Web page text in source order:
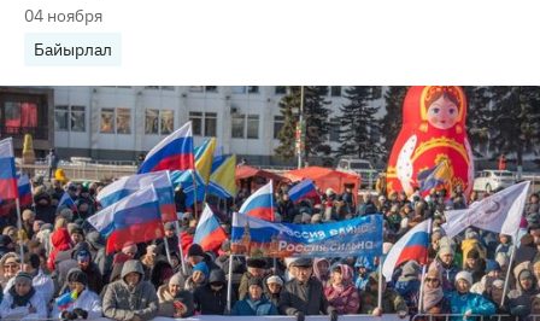
04 ноября
Байырлал